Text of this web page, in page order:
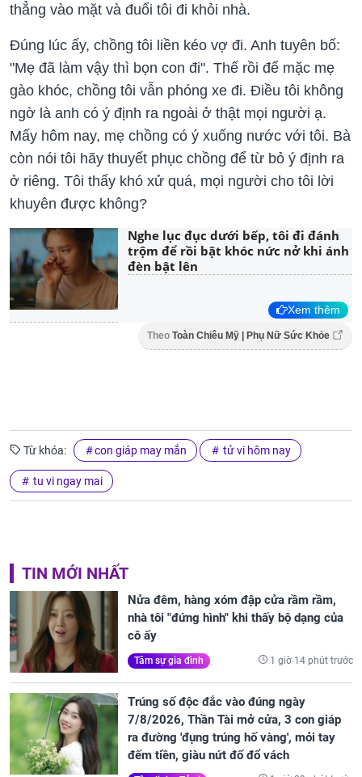
thẳng vào mặt và đuổi tôi đi khỏi nhà.
Đúng lúc ấy, chồng tôi liền kéo vợ đi. Anh tuyên bố:
"Mẹ đã làm vậy thì bọn con đi". Thế rồi để mặc mẹ
gào khóc, chồng tôi vẫn phóng xe đi. Điều tôi không
ngờ là anh có ý định ra ngoài ở thật mọi người ạ.
Mấy hôm nay, mẹ chồng có ý xuống nước với tôi. Bà
còn nói tôi hãy thuyết phục chồng để từ bỏ ý định ra
ở riêng. Tôi thấy khó xử quá, mọi người cho tôi lời
khuyên được không?
Nghe lục đục dưới bếp, tôi đi đánh
trộm để rồi bật khóc nức nở khi ánh
đèn bật lên
Xem thêm
Theo Toàn Chiêu Mỹ | Phụ Nữ Sức Khỏe
Từ khóa: con giáp may mắn tử vi hôm nay
tu vi ngay mai
TIN MỚI NHẤT
Nửa đêm, hàng xóm đập cửa rầm rầm,
nhà tôi "đứng hình" khi thấy bộ dạng của
cô ấy
Tâm sự gia đình 1 giờ 14 phút trước
Trúng số độc đắc vào đúng ngày
7/8/2026, Thần Tài mở cửa, 3 con giáp
ra đường 'đụng trúng hố vàng', mỏi tay
đếm tiền, giàu nứt đố đổ vách